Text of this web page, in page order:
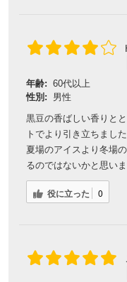
年齢: 60代以上
性別:
男性
黒豆の香ばしい香りと
トでより引き立ちました
夏場のアイスより冬場
るのではないかと思いま
役に立った 0